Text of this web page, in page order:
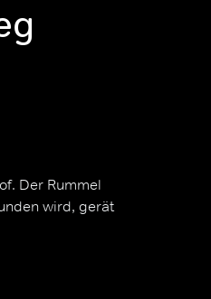
Der Rummel
wird, gerät